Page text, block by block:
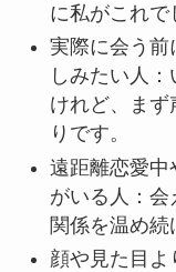
に私がこれで
実際に会う前
しみたい人
けれど、まず
りです。
遠距離恋愛中
がいる人：会
関係を温め続
顔や見た目よ